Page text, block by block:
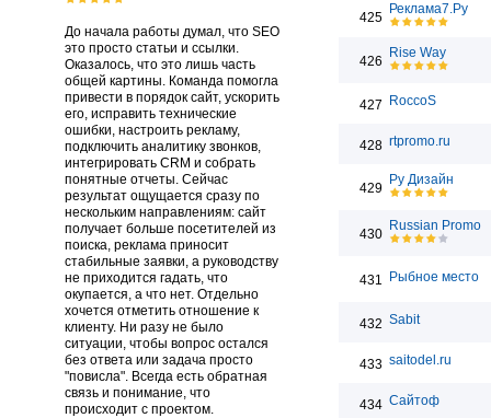
До начала работы думал, что SEO
это просто статьи и ссылки.
Оказалось, что это лишь часть
общей картины. Команда помогла
привести в порядок сайт, ускорить
его, исправить технические
ошибки, настроить рекламу,
подключить аналитику звонков,
интегрировать CRM и собрать
понятные отчеты. Сейчас
результат ощущается сразу по
нескольким направлениям: сайт
получает больше посетителей из
поиска, реклама приносит
стабильные заявки, а руководству
не приходится гадать, что
окупается, а что нет. Отдельно
хочется отметить отношение к
клиенту. Ни разу не было
ситуации, чтобы вопрос остался
без ответа или задача просто
"повисла". Всегда есть обратная
связь и понимание, что
происходит с проектом.
425
Реклама7.Ру
426
Rise Way
427 RoccoS
428 rtpromo.ru
429
Ру Дизайн
430
Russian Promo
431 Рыбное место
432 Sabit
433 saitodel.ru
434 Сайтоф